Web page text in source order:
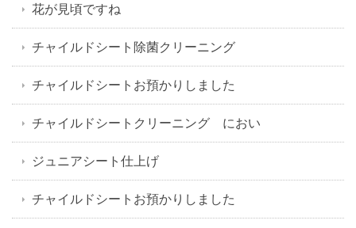
花が見頃ですね
チャイルドシート除菌クリーニング
チャイルドシートお預かりしました
チャイルドシートクリーニング におい
ジュニアシート仕上げ
チャイルドシートお預かりしました